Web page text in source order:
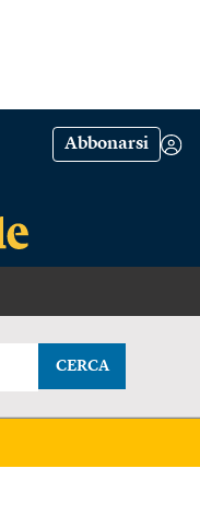
Abbonarsi
CERCA